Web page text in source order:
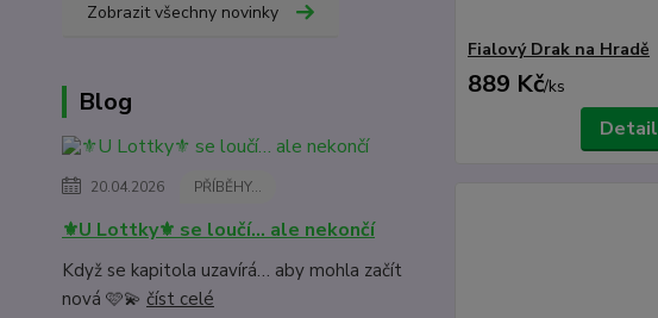
Zobrazit všechny novinky
Blog
20.04.2026 PŘÍBĚHY...
⚜️U Lottky⚜️ se loučí… ale nekončí
Když se kapitola uzavírá… aby mohla začít
nová 🩷💫 číst celé
Fialový Drak na Hradě
889 Kč/ks
Detail